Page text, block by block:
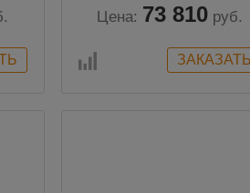
Цена: 73 810 руб.